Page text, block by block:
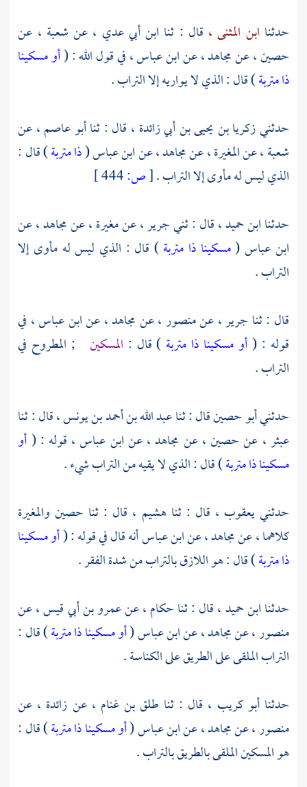
حدثنا ابن المثنى ، قال : ثنا ابن أبي عدي ، عن شعبة ، عن
حصين ،عنمجاهد ،عنابن عباس ،في قول الله : (أو مسكينا
ذا متربة) قال : الذي لا يواريه إلا التراب .
حدثنيزكريا بن يحيى بن أبي زائدة ، قال : ثناأبو عاصم ،عن
شعبة ،عنالمغيرة ،عنمجاهد ،عنابن عباس(ذا متربة) قال :
الذي ليس له مأوى إلا التراب .[ص:
حدثناابن حميد ،قال : ثنيجرير ،عنمغيرة ،عنمجاهد ،عن
ابن عباس (مسكينا ذا متربة) قال : الذي ليس له مأوى إلا
التراب .
قال : ثنا جرير ،عنمنصور ،عنمجاهد ،عنابن عباس ، في
قوله : (أو مسكينا ذا متربة ) قال : المسكين ; المطروح في
التراب .
حدثنيأبو حصينقال : ثناعبد الله بن أحمد بن يونس ،قال : ثنا
عبثر ، عنحصين ،عن مجاهد ،عنابن عباس ، قوله : (أو
مسكينا ذا متربة) قال : الذي لا يقيه من التراب شيء .
حدثنييعقوب ، قال : ثناهشيم ، قال : ثنا حصين والمغيرة
كلاهما ، عنمجاهد ،عنابن عباسأنه قال في قوله : (أو مسكينا
ذا متربة) قال : هو اللازق بالتراب من شدة الفقر .
حدثناابن حميد ،قال : ثناحكام ،عنعمرو بن أبي قيس ،عن
منصور ،عنمجاهد ،عنابن عباس(أو مسكينا ذا متربة) قال :
التراب الملقى على الطريق على الكناسة .
حدثناأبو كريب ، قال : ثنا طلق بن غنام ،عن زائدة ، عن
منصور ،عنمجاهد ،عنابن عباس(أو مسكينا ذا متربة) قال :
هو المسكين الملقى بالطريق بالتراب .